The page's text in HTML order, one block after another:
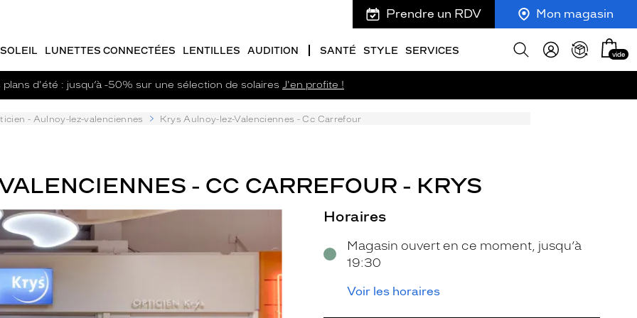
Prendre un RDV Mon magasin
LUNETTES CONNECTÉES LENTILLES AUDITION SANTÉ STYLE SERVICES
Afficher
Mon
panier
vide
plans d'été : jusqu’à -50% sur une sélection de solaires J'en profite !
- Aulnoy-lez-valenciennes Krys Aulnoy-lez-Valenciennes - Cc Carrefour
- CC CARREFOUR - KRYS
Horaires
Magasin ouvert en ce moment, jusqu’à
19:30
Voir les horaires